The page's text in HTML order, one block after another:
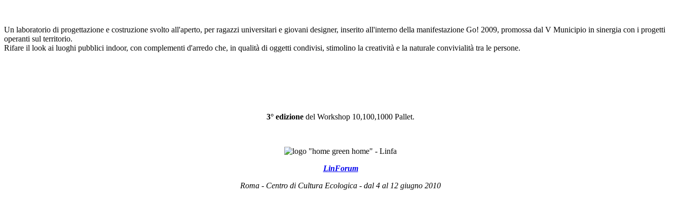
Un laboratorio di progettazione e costruzione svolto all'aperto, per ragazzi universitari e giovani designer, inserito all'interno della manifestazione Go! 2009, promossa dal V Municipio in sinergia con i progetti
operanti sul territorio.
Rifare il look ai luoghi pubblici indoor, con complementi d'arredo che, in qualità di oggetti condivisi, stimolino la creatività e la naturale convivialità tra le persone.
3° edizione del Workshop 10,100,1000 Pallet.
LinForum
Roma - Centro di Cultura Ecologica - dal 4 al 12 giugno 2010